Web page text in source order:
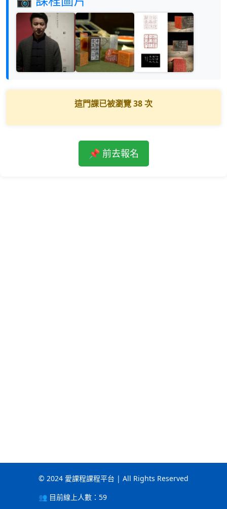
這門課已被瀏覽38次
📌 前去報名
© 2024 愛課程課程平台 | All Rights Reserved
👥 目前線上人數： 59